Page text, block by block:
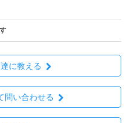
に教える
問い合わせる